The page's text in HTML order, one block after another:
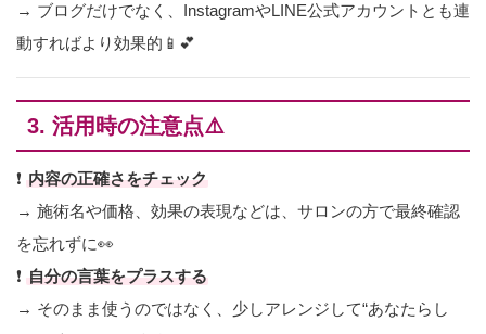
→ ブログだけでなく、InstagramやLINE公式アカウントとも連
動すればより効果的📱💕
3. 活用時の注意点⚠️
❗ 内容の正確さをチェック
→ 施術名や価格、効果の表現などは、サロンの方で最終確認
を忘れずに👀
❗ 自分の言葉をプラスする
→ そのまま使うのではなく、少しアレンジして“あなたらし